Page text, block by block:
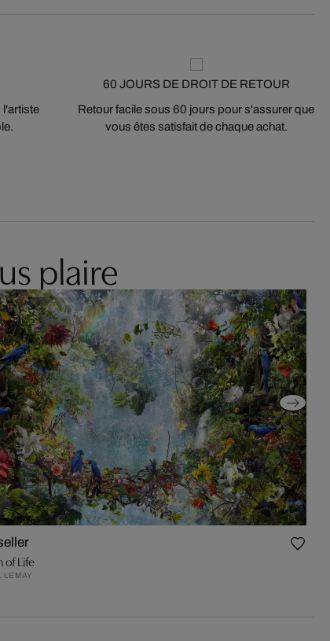
l'artiste
60 JOURS DE DROIT DE RETOUR
Retour facile sous 60 jours pour s'assurer que
vous êtes satisfait de chaque achat.
plaire
of Life
LEMAY